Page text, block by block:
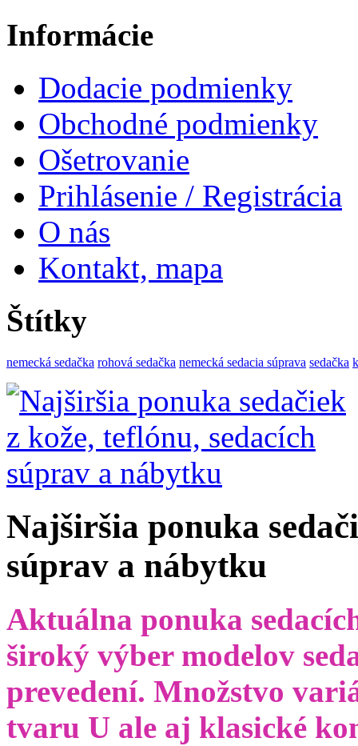
Informácie
Dodacie podmienky
Obchodné podmienky
Ošetrovanie
Prihlásenie / Registrácia
O nás
Kontakt, mapa
Štítky
nemecká sedačka rohová sedačka nemecká sedacia súprava sedačka
Najširšia ponuka
súprav a nábytku
Aktuálna ponuka
široký výber modelov
prevedení. Množstvo
tvaru U ale aj klasické